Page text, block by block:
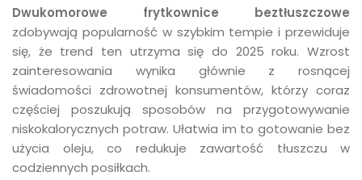
Dwukomorowe frytkownice beztłuszczowe
zdobywają popularność w szybkim tempie i przewiduje
się, że trend ten utrzyma się do 2025 roku. Wzrost
zainteresowania wynika głównie z rosnącej
świadomości zdrowotnej konsumentów, którzy coraz
częściej poszukują sposobów na przygotowywanie
niskokalorycznych potraw. Ułatwia im to gotowanie bez
użycia oleju, co redukuje zawartość tłuszczu w
codziennych posiłkach.